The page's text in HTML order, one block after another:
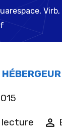
lecture